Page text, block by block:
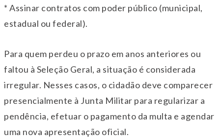
* Assinar contratos com poder público (municipal,
estadual ou federal).
Para quem perdeu o prazo em anos anteriores ou
faltou à Seleção Geral, a situação é considerada
irregular. Nesses casos, o cidadão deve comparecer
presencialmente à Junta Militar para regularizar a
pendência, efetuar o pagamento da multa e agendar
uma nova apresentação oficial.